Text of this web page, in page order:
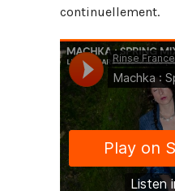
continuellement.